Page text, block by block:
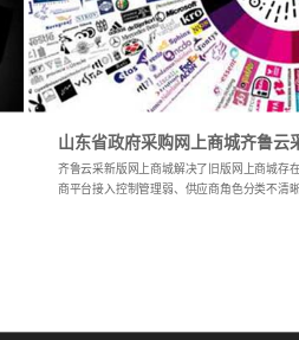
山东省政府采购网上商城齐鲁云
齐鲁云采新版网上商城解决了旧版网上商城存
商平台接入控制管理弱、供应商角色分类不清